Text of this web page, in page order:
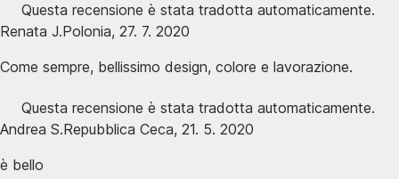
Questa recensione è stata tradotta automaticamente.
Renata J.Polonia, 27. 7. 2020
Come sempre, bellissimo design, colore e lavorazione.
Questa recensione è stata tradotta automaticamente.
Andrea S.Repubblica Ceca, 21. 5. 2020
è bello